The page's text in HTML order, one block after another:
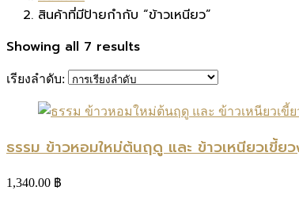
สินค้าที่มีป้ายกำกับ “ข้าวเหนียว”
Showing all 7 results
เรียงลำดับ:
ธรรม ข้าวหอมใหม่ต้นฤดู และ ข้าวเหนียวเ
1,340.00 ฿